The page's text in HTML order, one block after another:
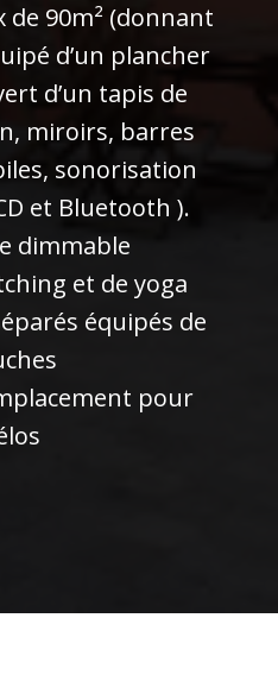
de 90m² (donnant
d’un plancher
d’un tapis de
miroirs, barres
sonorisation
et Bluetooth ).
dimmable
et de yoga
équipés de
pour